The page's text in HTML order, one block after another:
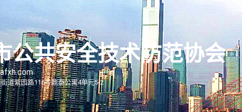
公共安全技术防范协会
道紫园路116号鼎泰公寓4单元5-2